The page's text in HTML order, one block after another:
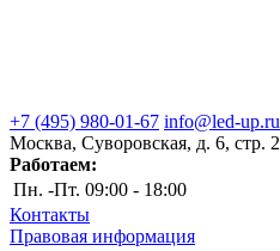
+7 (495) 980-01-67 info@led-up.ru
Москва, Суворовская, д. 6, стр. 2
Работаем:
Пн. -Пт. 09:00 - 18:00
Контакты
Правовая информация